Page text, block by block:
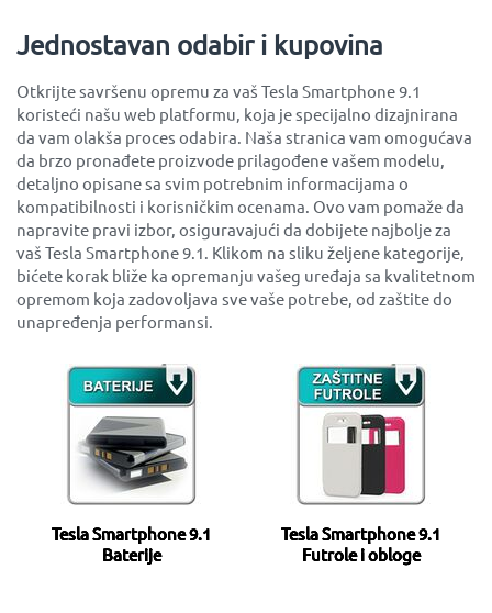
Jednostavan odabir i kupovina
Otkrijte savršenu opremu za vaš Tesla Smartphone 9.1
koristeći našu web platformu, koja je specijalno dizajnirana
da vam olakša proces odabira. Naša stranica vam omogućava
da brzo pronađete proizvode prilagođene vašem modelu,
detaljno opisane sa svim potrebnim informacijama o
kompatibilnosti i korisničkim ocenama. Ovo vam pomaže da
napravite pravi izbor, osiguravajući da dobijete najbolje za
vaš Tesla Smartphone 9.1. Klikom na sliku željene kategorije,
bićete korak bliže ka opremanju vašeg uređaja sa kvalitetnom
opremom koja zadovoljava sve vaše potrebe, od zaštite do
unapređenja performansi.
Tesla Smartphone 9.1
Baterije
Tesla Smartphone 9.1
Futrole i obloge